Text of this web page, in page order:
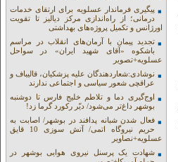
پیگیری فرماندار عسلویه برای ارتقای خدمات
درمانی؛ از راه‌اندازی مرکز دیالیز تا تقویت
اورژانس و تکمیل پروژه‌های بهداشتی
تجدید پیمان با آرمان‌های انقلاب در مراسم
باشکوه «آقای شهید ایران» در سواحل
عسلویه+تصویر
نوشادی:شعاردهندگان علیه پزشکیان، قالیباف و
عراقچی شعور سیاسی و اجتماعی ندارند
اوج‌گیری دما و تلاطم خلیج فارس تا دوشنبه
بوشهر داغ‌تر می‌شود/ دیّر رکورد گرما زد!
فعال شدن شبانه پدافند در بوشهر/ اصابت به
حریم نیروگاه اتمی/ آتش سوزی 10 قایق
عسلویه+نصاویر
شهادت یک پرسنل نیروی هوایی بوشهر در